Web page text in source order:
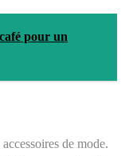
pour un
de mode.